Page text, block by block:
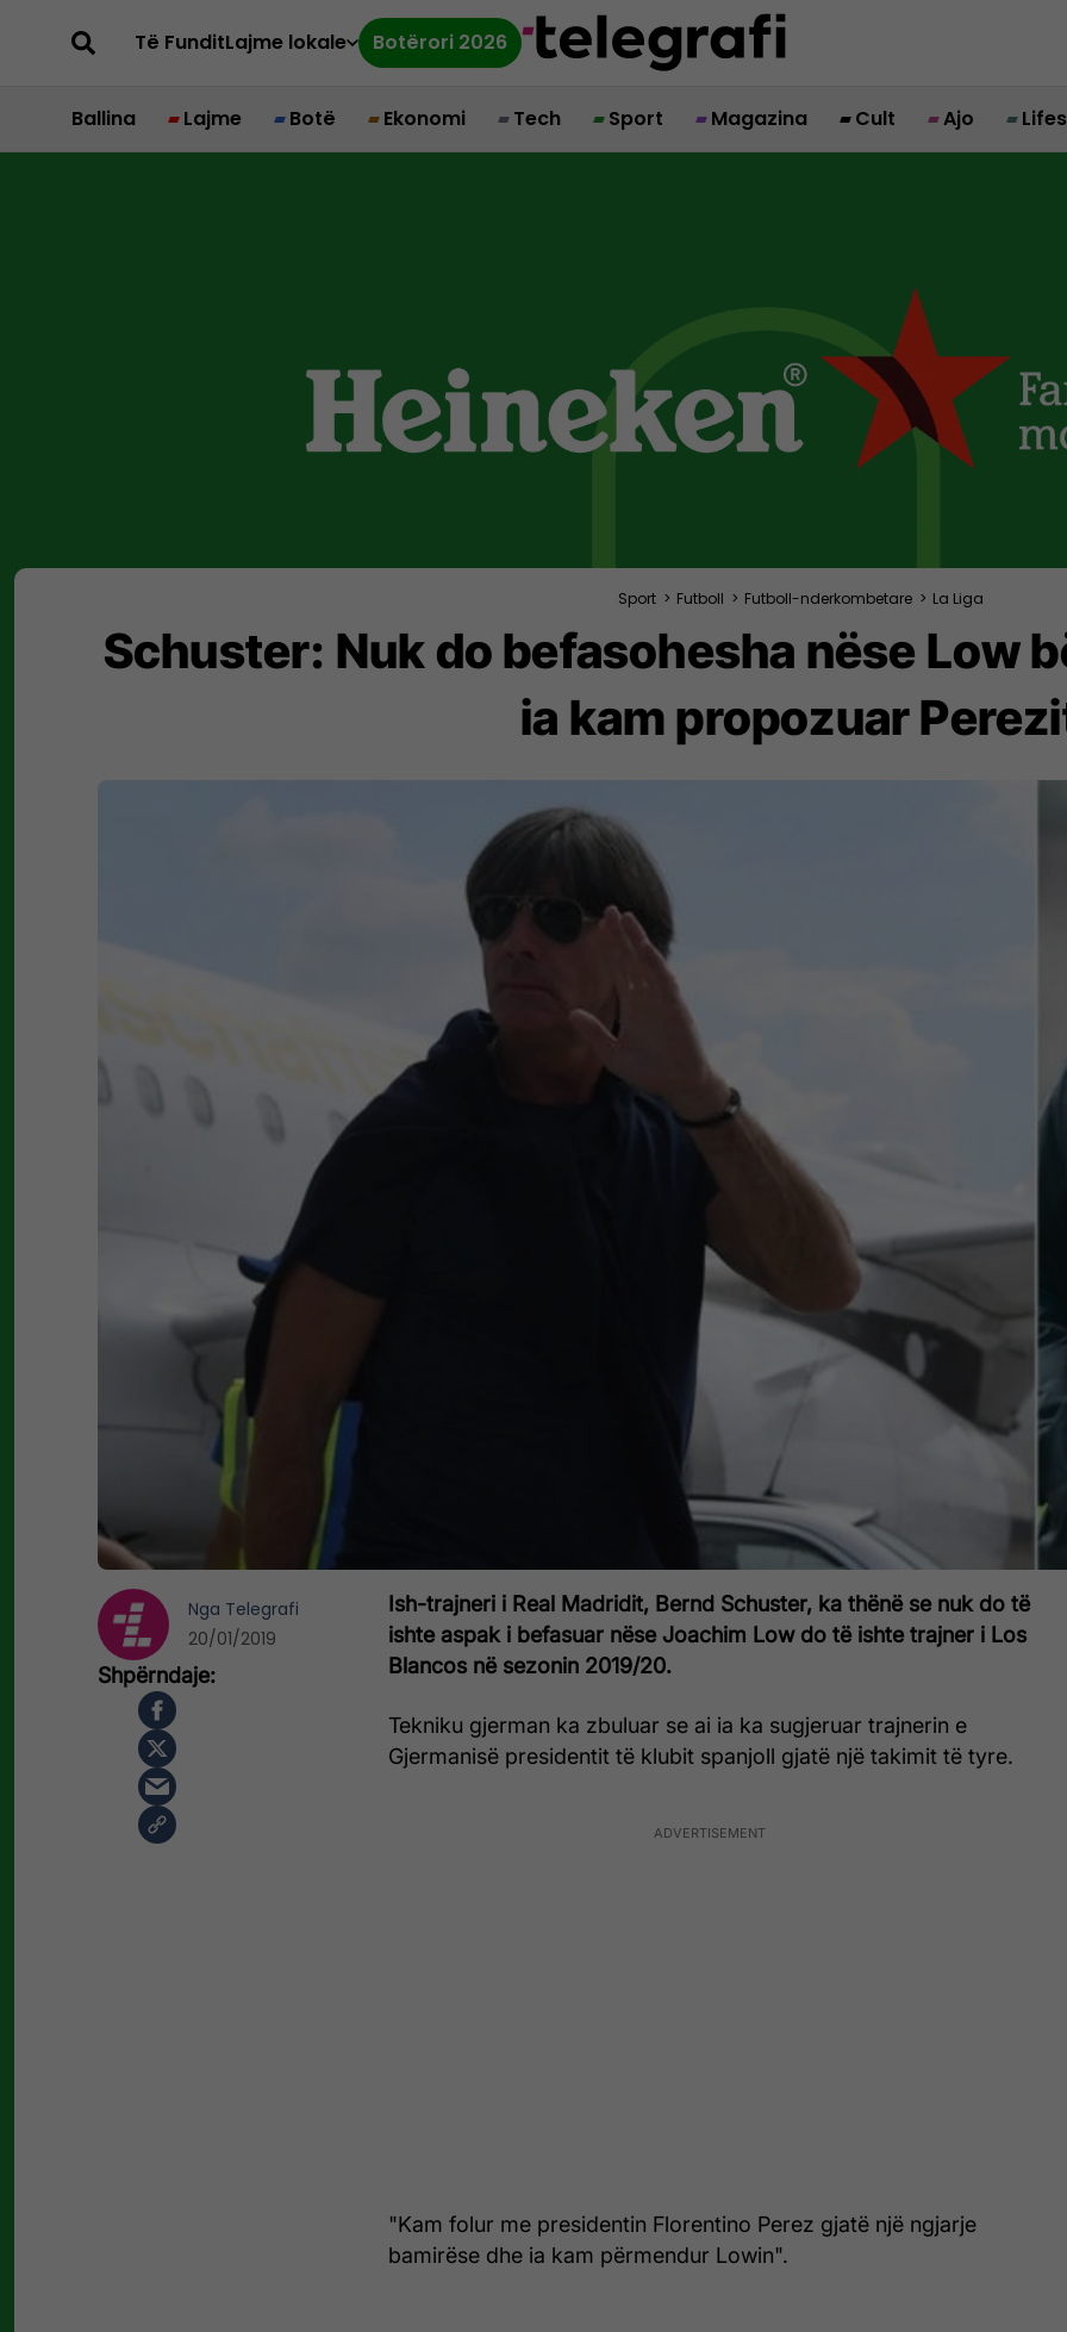
Të FunditLajme lokale Botërori 2026
Ballina Lajme Botë Ekonomi Tech Sport Magazina Cult Ajo
Sport > Futboll > Futboll-nderkombetare > La Liga
Schuster: Nuk do befasohesha nëse Low
ia kam propozuar
Ish-trajneri i Real Madridit, Bernd Schuster, ka thënë se nuk do të
ishte aspak i befasuar nëse Joachim Low do të ishte trajner i Los
Blancos në sezonin 2019/20.
Tekniku gjerman ka zbuluar se ai ia ka sugjeruar trajnerin e
Gjermanisë presidentit të klubit spanjoll gjatë një takimit të tyre.
"Kam folur me presidentin Florentino Perez gjatë një ngjarje
bamirëse dhe ia kam përmendur Lowin".
Nga Telegrafi
20/01/2019